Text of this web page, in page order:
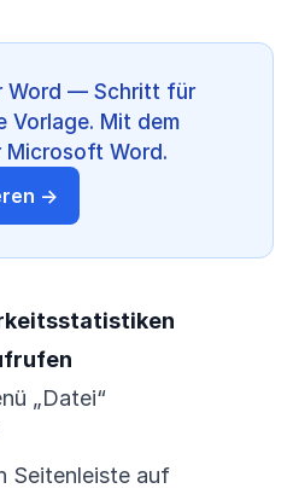
Word — Schritt für
Vorlage. Mit dem
Word.
→
„Datei“
Seitenleiste auf